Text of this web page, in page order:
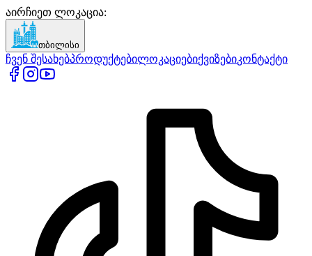
აირჩიეთ ლოკაცია:
თბილისი
ჩვენ შესახებპროდუქტებილოკაციებიქვიზებიკონტაქტი